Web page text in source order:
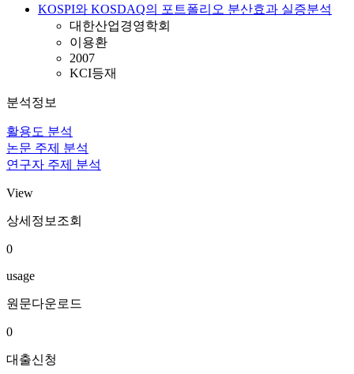
KOSPI와 KOSDAQ의 포트폴리오 분산효과 실증분석
대한산업경영학회
이용환
2007
KCI등재
분석정보
활용도 분석
논문 주제 분석
연구자 주제 분석
View
상세정보조회
0
usage
원문다운로드
0
대출신청